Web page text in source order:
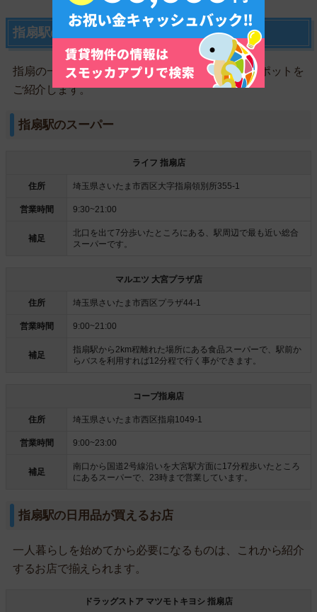
指扇駅の買い物スポット
指扇の一人暮らしで、利用するであろう買い物スポットを
ご紹介します。
指扇駅のスーパー
ライフ 指扇店
住所 埼玉県さいたま市西区大字指扇領別所355-1
営業時間 9:30~21:00
補足
北口を出て7分歩いたところにある、駅周辺で最も近い総合
スーパーです。
マルエツ 大宮プラザ店
住所 埼玉県さいたま市西区プラザ44-1
営業時間 9:00~21:00
補足
指扇駅から2km程離れた場所にある食品スーパーで、駅前か
らバスを利用すれば12分程で行く事ができます。
コープ指扇店
住所 埼玉県さいたま市西区指扇1049-1
営業時間 9:00~23:00
補足
南口から国道2号線沿いを大宮駅方面に17分程歩いたところ
にあるスーパーで、23時まで営業しています。
指扇駅の日用品が買えるお店
一人暮らしを始めてから必要になるものは、これから紹介
するお店で揃えられます。
ドラッグストア マツモトキヨシ 指扇店